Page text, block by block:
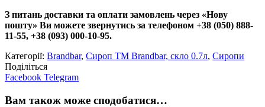
З питань доставки та оплати замовлень через «Нову
пошту» Ви можете звернутись за телефоном +38 (050) 888-
11-55, +38 (093) 000-10-95.
Категорії: Brandbar, Сироп TM Brandbar, скло 0.7л, Сиропи
Поділіться
Facebook Telegram
Вам також може сподобатися…